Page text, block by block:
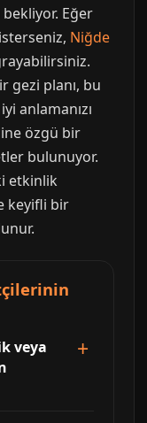
Eğer
Niğde
gezi planı, bu
anlamanızı
özgü bir
bulunuyor.
etkinlik
keyifli bir
veya